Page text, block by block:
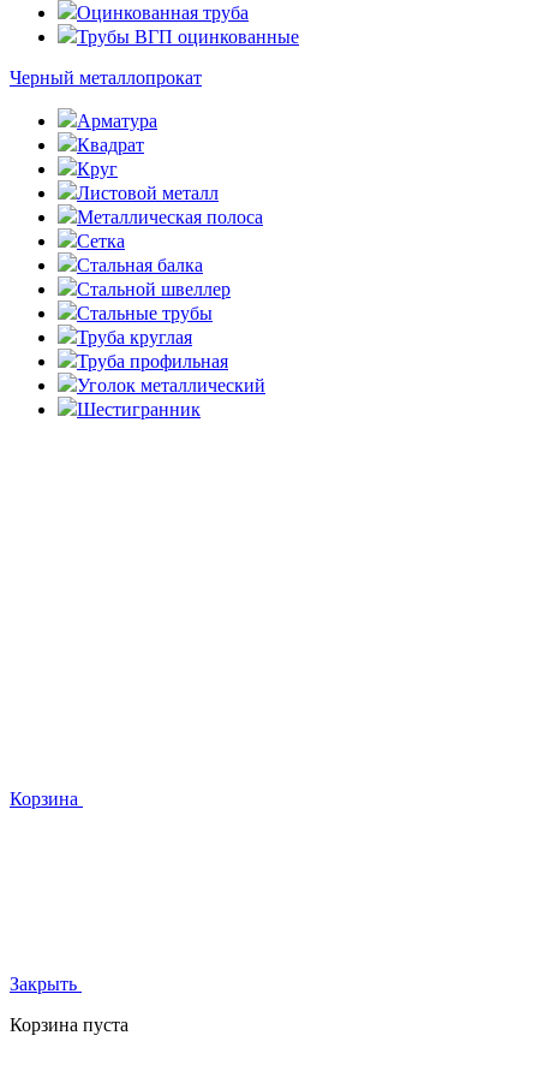
Оцинкованная труба
Трубы ВГП оцинкованные
Черный металлопрокат
Арматура
Квадрат
Круг
Листовой металл
Металлическая полоса
Сетка
Стальная балка
Стальной швеллер
Стальные трубы
Труба круглая
Труба профильная
Уголок металлический
Шестигранник
Корзина
Закрыть
Корзина пуста